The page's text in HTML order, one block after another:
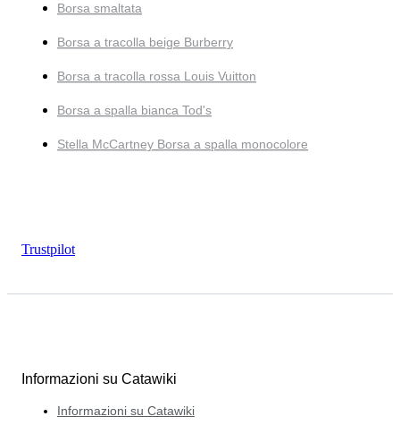
Borsa smaltata
Borsa a tracolla beige Burberry
Borsa a tracolla rossa Louis Vuitton
Borsa a spalla bianca Tod's
Stella McCartney Borsa a spalla monocolore
Trustpilot
Informazioni su Catawiki
Informazioni su Catawiki